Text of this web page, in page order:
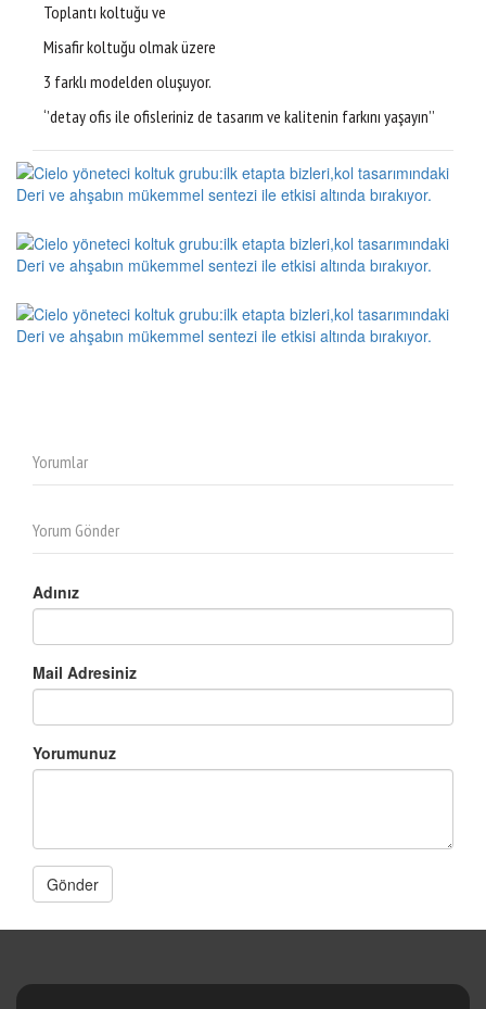
Toplantı koltuğu ve
Misafir koltuğu olmak üzere
3 farklı modelden oluşuyor.
‘’detay ofis ile ofisleriniz de tasarım ve kalitenin farkını yaşayın’’
Yorumlar
Yorum Gönder
Adınız
Mail Adresiniz
Yorumunuz
Gönder